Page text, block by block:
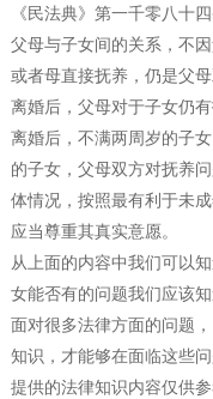
《民法典》第一千零八十
父母与子女间的关系，不
或者母直接抚养，仍是父母
离婚后，父母对于子女仍
离婚后，不满两周岁的子
的子女，父母双方对抚养
体情况，按照最有利于未
应当尊重其真实意愿。
从上面的内容中我们可以
女能否有的问题我们应该
面对很多法律方面的问题
知识，才能够在面临这些
提供的法律知识内容仅供